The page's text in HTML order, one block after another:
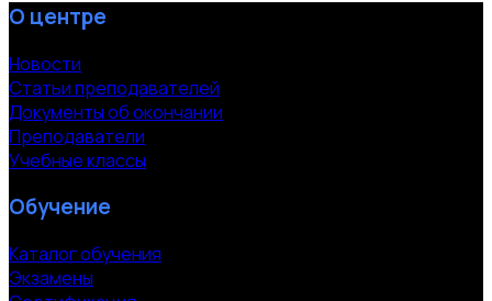
О центре
Новости
Статьи преподавателей
Документы об окончании
Преподаватели
Учебные классы
Обучение
Каталог обучения
Экзамены